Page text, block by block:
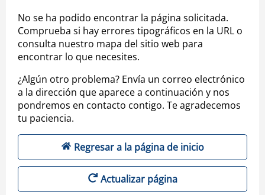
No se ha podido encontrar la página solicitada.
Comprueba si hay errores tipográficos en la URL o
consulta nuestro mapa del sitio web para
encontrar lo que necesites.
¿Algún otro problema? Envía un correo electrónico
a la dirección que aparece a continuación y nos
pondremos en contacto contigo. Te agradecemos
tu paciencia.
Regresar a la página de inicio
Actualizar página